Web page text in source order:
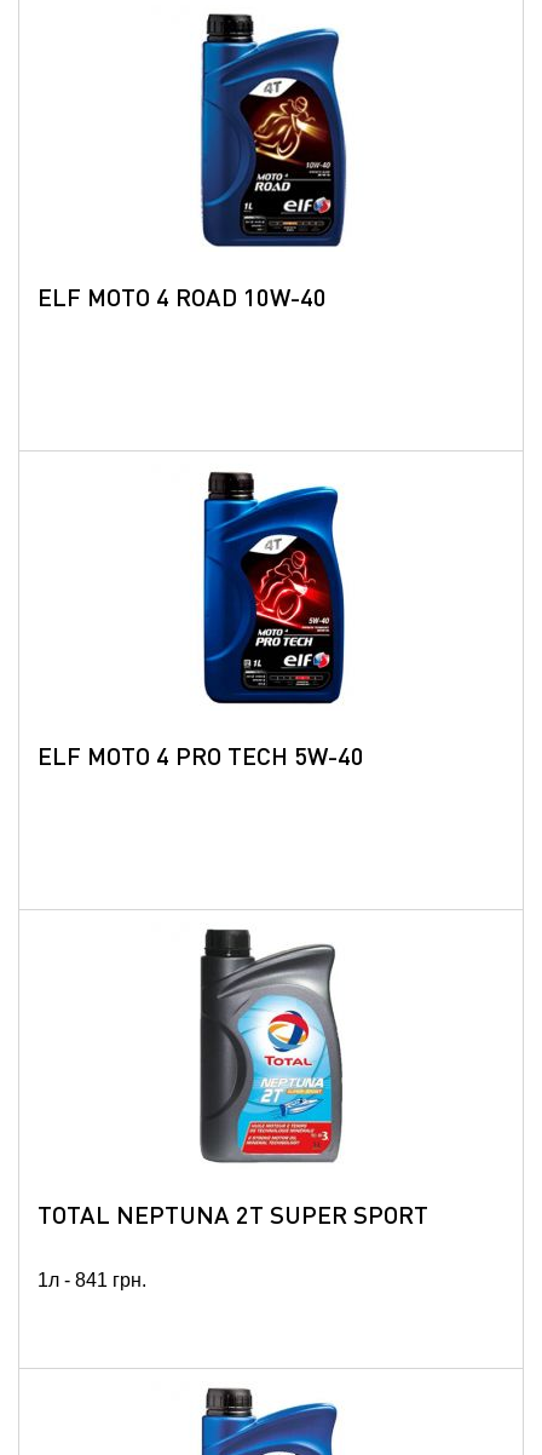
ELF MOTO 4 ROAD 10W-40
ELF MOTO 4 PRO TECH 5W-40
TOTAL NEPTUNA 2T SUPER SPORT
1л - 841 грн.